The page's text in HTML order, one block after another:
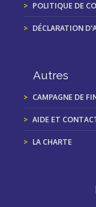
POLITIQUE DE
DÉCLARATION
Autres
CAMPAGNE DE
AIDE ET
LA CHARTE